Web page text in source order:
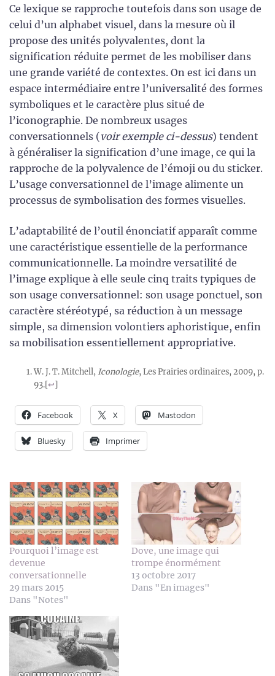
Ce lexique se rapproche toutefois dans son usage de
celui d’un alphabet visuel, dans la mesure où il
propose des unités polyvalentes, dont la
signification réduite permet de les mobiliser dans
une grande variété de contextes. On est ici dans un
espace intermédiaire entre l’universalité des formes
symboliques et le caractère plus situé de
l’iconographie. De nombreux usages
conversationnels (voir exemple ci-dessus) tendent
à généraliser la signification d’une image, ce qui la
rapproche de la polyvalence de l’émoji ou du sticker.
L’usage conversationnel de l’image alimente un
processus de symbolisation des formes visuelles.
L’adaptabilité de l’outil énonciatif apparaît comme
une caractéristique essentielle de la performance
communicationnelle. La moindre versatilité de
l’image explique à elle seule cinq traits typiques de
son usage conversationnel: son usage ponctuel, son
caractère stéréotypé, sa réduction à un message
simple, sa dimension volontiers aphoristique, enfin
sa mobilisation essentiellement appropriative.
W. J. T. Mitchell, Iconologie, Les Prairies ordinaires, 2009, p.
93.[↩]
Facebook X Mastodon
Bluesky Imprimer
Pourquoi l’image est
devenue
conversationnelle
29 mars 2015
Dans "Notes"
Dove, une image qui
trompe énormément
13 octobre 2017
Dans "En images"